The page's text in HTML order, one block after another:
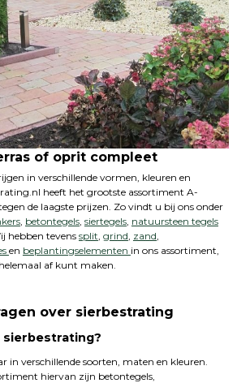
of oprit compleet
in verschillende vormen, kleuren en
heeft het grootste assortiment A-
de laagste prijzen. Zo vindt u bij ons onder
, betontegels, siertegels, natuursteen tegels
hebben tevens split grind zand
en beplantingselementen in ons assortiment,
af kunt maken.
over sierbestrating
in verschillende soorten, maten en kleuren.
hiervan zijn betontegels,